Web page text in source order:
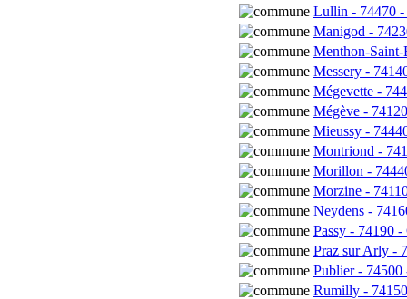
Lullin - 74470 -
Manigod -
Menthon-
Messery -
Mégevette -
Mégève -
Mieussy -
Montriond -
Morillon -
Morzine -
Neydens -
Passy - 74190
Praz sur Arly -
Publier - 74500
Rumilly -